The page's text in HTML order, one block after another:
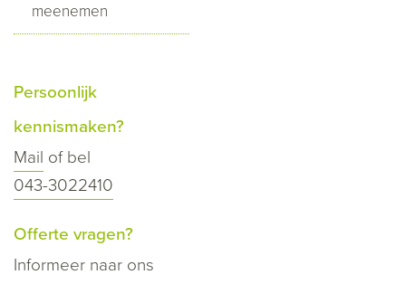
meenemen
Persoonlijk
kennismaken?
Mail of bel
043-3022410
Offerte vragen?
Informeer naar ons